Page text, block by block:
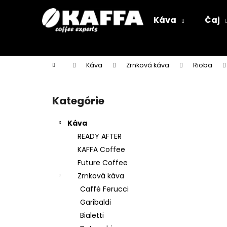
Káva Čaj
Domov Káva Zrnková káva Rioba
Preskočiť
kategórie
Kategórie
Káva
READY AFTER
KAFFA Coffee
Future Coffee
Zrnková káva
Caffé Ferucci
Garibaldi
Bialetti
k
Späť
obchodu
Späť
obchodu